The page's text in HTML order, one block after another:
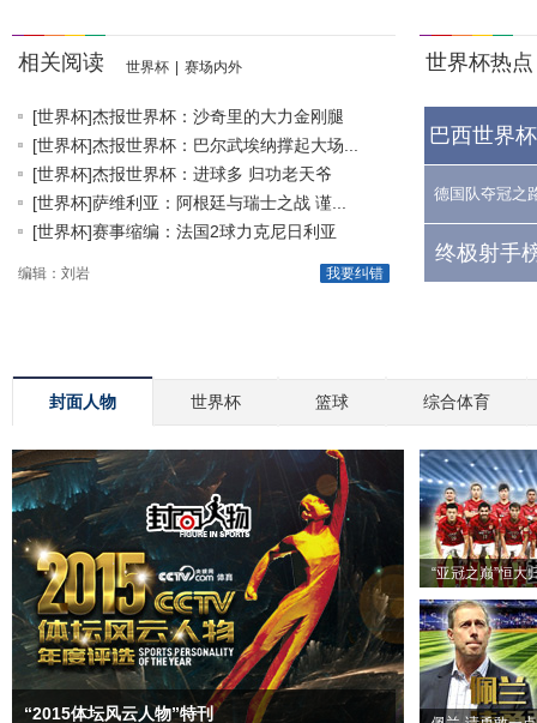
相关阅读 世界杯 赛场内外
[世界杯]杰报世界杯：沙奇里的大力金刚腿
[世界杯]杰报世界杯：巴尔武埃纳撑起大场...
[世界杯]杰报世界杯：进球多 归功老天爷
[世界杯]萨维利亚：阿根廷与瑞士之战 谨...
[世界杯]赛事缩编：法国2球力克尼日利亚
我要纠错
编辑：刘岩
世界杯热点
巴西世界
德国队夺冠之
终极射手
封面人物 世界杯 篮球 综合体育
“2015体坛风云人物”特刊
“亚冠之巅”恒大